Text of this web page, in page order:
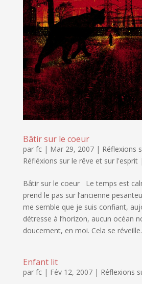
Bâtir sur le coeur
par fc| Mar 29, 2007| Réflexions
Réfléxions sur le rêve et sur l'esprit|
Bâtir sur le coeur Le temps est
prend le pas sur l’ancienne
me semble que je suis confiant,
détresse à l’horizon, aucun océan
doucement, en moi. Cela se
Enfant lit
par fc| Fév 12, 2007| Réflexions